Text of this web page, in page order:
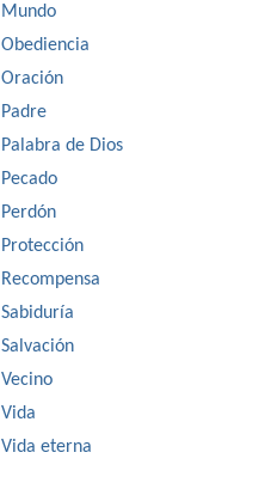
Mundo
Obediencia
Oración
Padre
Palabra de Dios
Pecado
Perdón
Protección
Recompensa
Sabiduría
Salvación
Vecino
Vida
Vida eterna